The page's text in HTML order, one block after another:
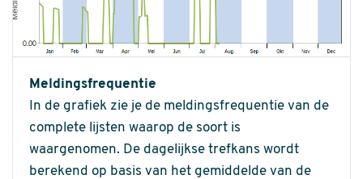
Meldingsfrequentie
In de grafiek zie je de meldingsfrequentie van de
complete lijsten waarop de soort is
waargenomen. De dagelijkse trefkans wordt
berekend op basis van het gemiddelde van de